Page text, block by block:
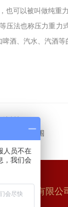
也可以被叫做纯重
压法也称压力重力
啤酒、汽水、汽酒
机的适用范围
械设备有限公
人员不在
，我们会